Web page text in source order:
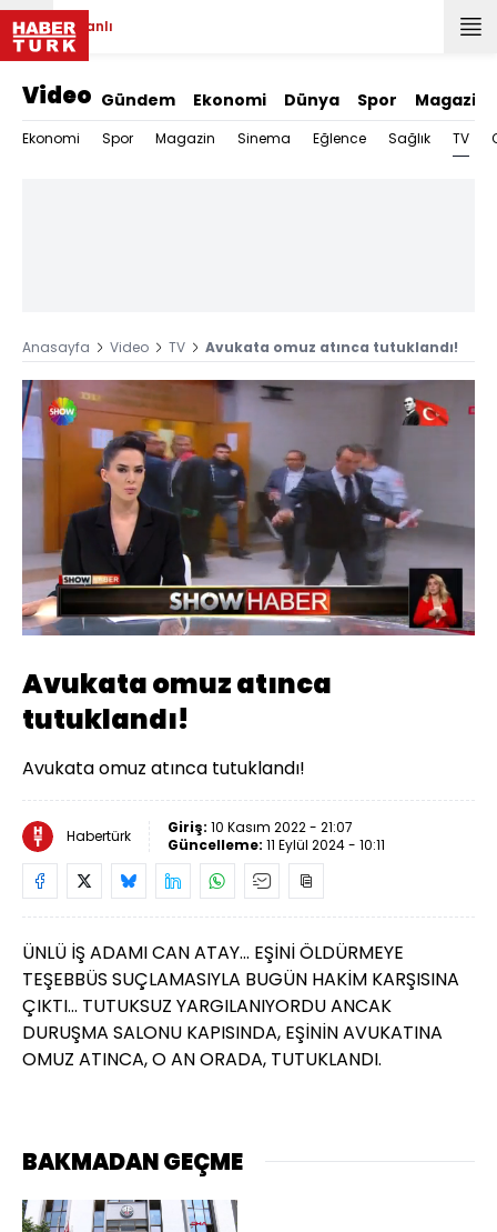
Canlı
Video Gündem Ekonomi Dünya Spor Magazin
Ekonomi Spor Magazin Sinema Eğlence Sağlık TV
Anasayfa Video TV Avukata omuz atınca tutuklandı!
Sesi
Aç
Yüklendi
39.67%
Oynatma
Hızı
Avukata omuz atınca
tutuklandı!
Avukata omuz atınca tutuklandı!
Habertürk Giriş: 10 Kasım 2022 - 21:07
Güncelleme: 11 Eylül 2024 - 10:11
ÜNLÜ İŞ ADAMI CAN ATAY... EŞİNİ ÖLDÜRMEYE
TEŞEBBÜS SUÇLAMASIYLA BUGÜN HAKİM KARŞISINA
ÇIKTI... TUTUKSUZ YARGILANIYORDU ANCAK
DURUŞMA SALONU KAPISINDA, EŞİNİN AVUKATINA
OMUZ ATINCA, O AN ORADA, TUTUKLANDI.
BAKMADAN GEÇME